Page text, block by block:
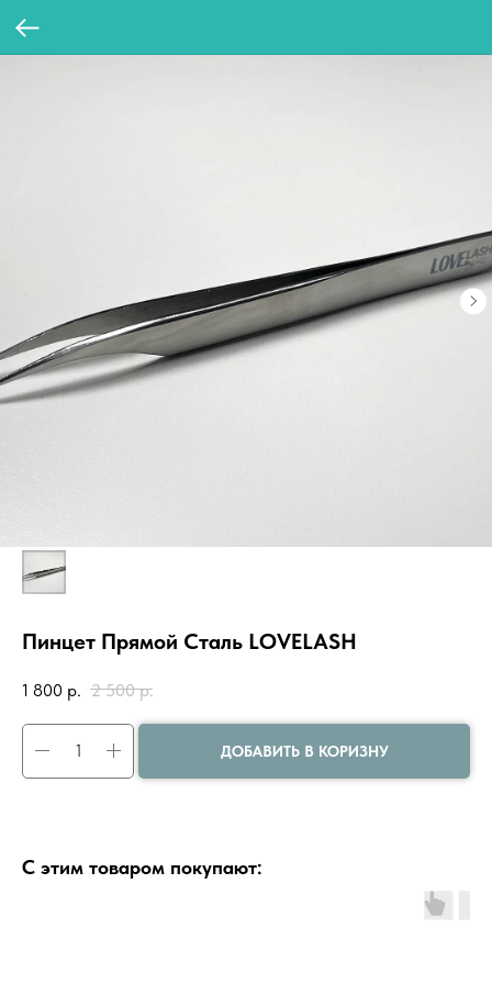
Пинцет Прямой Сталь LOVELASH
1 800 р. 2 500 р.
ДОБАВИТЬ В КОРИЗНУ
С этим товаром покупают: